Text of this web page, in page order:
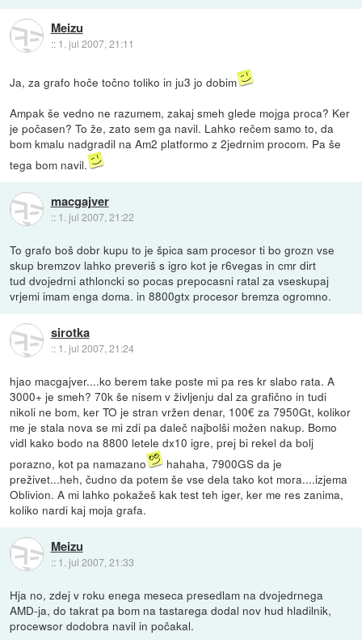
Meizu
:: 1. jul 2007, 21:11
Ja, za grafo hoče točno toliko in ju3 jo dobim
Ampak še vedno ne razumem, zakaj smeh glede mojga proca? Ker
je počasen? To že, zato sem ga navil. Lahko rečem samo to, da
bom kmalu nadgradil na Am2 platformo z 2jedrnim procom. Pa še
tega bom navil.
macgajver
:: 1. jul 2007, 21:22
To grafo boš dobr kupu to je špica sam procesor ti bo grozn vse
skup bremzov lahko preveriš s igro kot je r6vegas in cmr dirt
tud dvojedrni athloncki so pocas prepocasni ratal za vseskupaj
vrjemi imam enga doma. in 8800gtx procesor bremza ogromno.
sirotka
:: 1. jul 2007, 21:24
hjao macgajver....ko berem take poste mi pa res kr slabo rata. A
3000+ je smeh? 70k še nisem v življenju dal za grafično in tudi
nikoli ne bom, ker TO je stran vržen denar, 100€ za 7950Gt, kolikor
me je stala nova se mi zdi pa daleč najbolši možen nakup. Bomo
vidl kako bodo na 8800 letele dx10 igre, prej bi rekel da bolj
porazno, kot pa namazano
hahaha, 7900GS da je
preživet...heh, čudno da potem še vse dela tako kot mora....izjema
Oblivion. A mi lahko pokažeš kak test teh iger, ker me res zanima,
koliko nardi kaj moja grafa.
Meizu
:: 1. jul 2007, 21:33
Hja no, zdej v roku enega meseca presedlam na dvojedrnega
AMD-ja, do takrat pa bom na tastarega dodal nov hud hladilnik,
procewsor dodobra navil in počakal.